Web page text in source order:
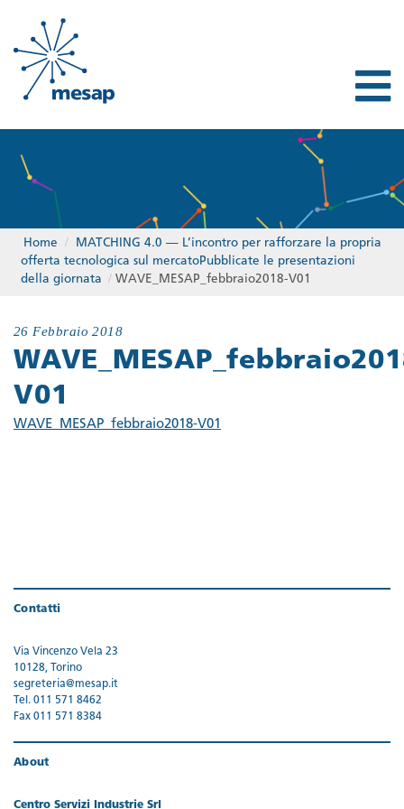
Home /
MATCHING 4.0 — L’incontro per rafforzare la propria
offerta tecnologica sul mercatoPubblicate le presentazioni
della giornata
/WAVE_MESAP_febbraio2018-V01
26 Febbraio 2018
V01
WAVE_MESAP_febbraio2018-V01
Contatti
Via Vincenzo Vela 23
10128, Torino
segreteria@mesap.it
Tel. 011 571 8462
Fax 011 571 8384
About
Centro Servizi Industrie Srl